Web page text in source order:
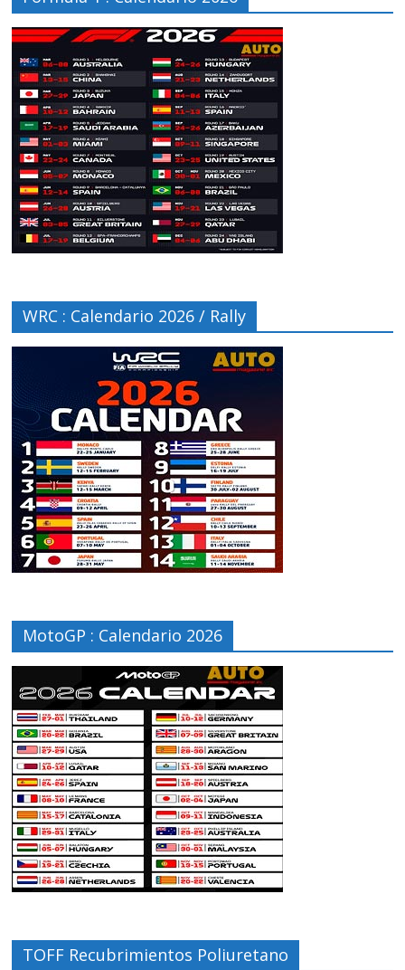
WRC : Calendario 2026 / Rally
MotoGP : Calendario 2026
TOFF Recubrimientos Poliuretano